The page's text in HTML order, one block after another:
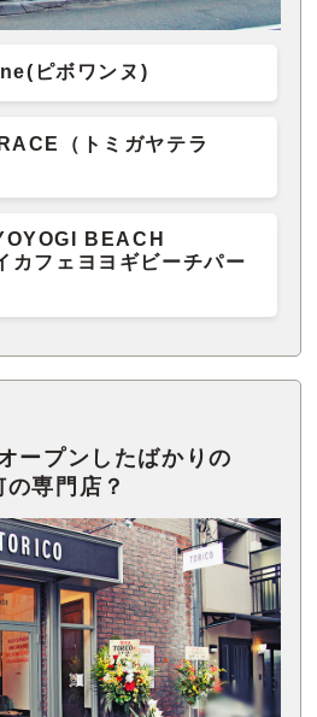
ピボワンヌ)
（トミガヤテラ
BEACH
カフェヨヨギビーチパー
ープンしたばかりの
の専門店？